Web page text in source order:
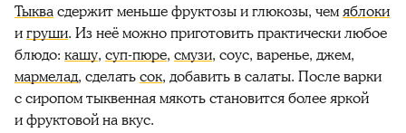
Тыквасдержит меньше фруктозы и глюкозы, чемяблоки
игруши. Из неё можноприготовитьпрактически любое
блюдо: кашу, суп-пюре, смузи, соус, варенье, джем,
мармелад, сделатьсок, добавить в салаты. После варки
с сиропомтыквеннаямякоть становится более яркой
и фруктовой на вкус.